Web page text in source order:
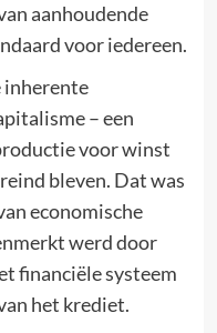
aanhoudende
voor iedereen.
inherente
– een
voor winst
bleven. Dat was
economische
werd door
financiële systeem
het krediet.